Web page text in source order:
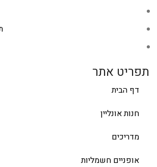
תפריט אתר
דף הבית
חנות אונליין
מדריכים
אופניים חשמליות